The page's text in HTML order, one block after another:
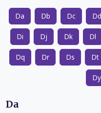
Da Db Dc Dd
Di Dj Dk Dl
Dq Dr Ds Dt
Dy
Da